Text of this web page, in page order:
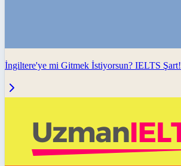
İngiltere'ye mi Gitmek İstiyorsun? IELTS Şart!